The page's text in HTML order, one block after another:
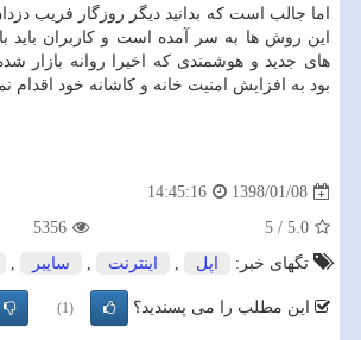
اما جالب است كه بدانید دیگر روزگار فریب
این روش ها به سر آمده است و كاربران باید
های جدید و هوشمندی كه اخیرا روانه بازار
بود به افزایش امنیت خانه و كاشانه خود اقدام
1398/01/08
14:45:16
5.0
/
5
5356
تگهای خبر:
اپل , اینترنت , سایبر ,
این مطلب را می پسندید؟ (1)